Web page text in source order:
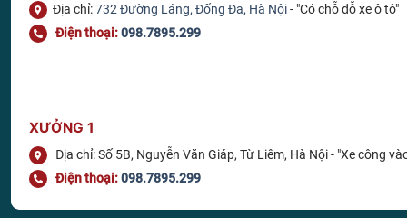
Địa chỉ:732 Đường Láng, Đống Đa, Hà Nội- "Có chỗ đỗ xe ô tô"
Điện thoại:098.7895.299
XƯỞNG 1
Địa chỉ: Số 5B, Nguyễn Văn Giáp, Từ Liêm, Hà Nội - "Xe công
Điện thoại:098.7895.299